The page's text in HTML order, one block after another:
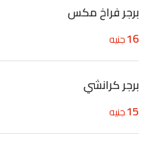
برجر فراخ مكس
16جنيه
برجر كرانشي
15جنيه